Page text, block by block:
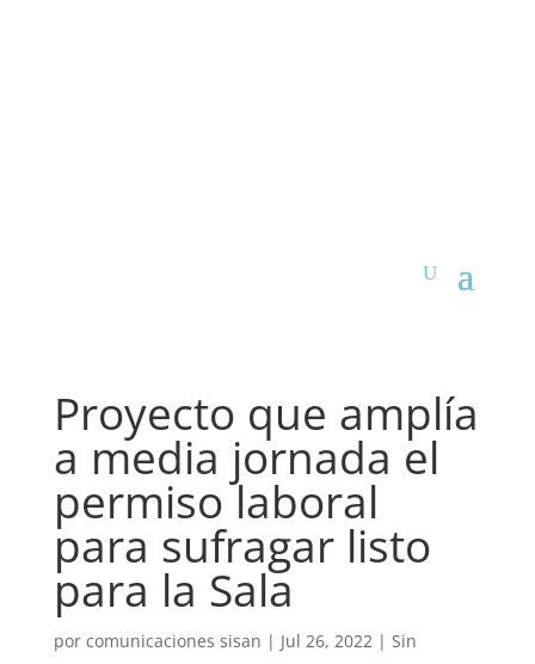
Proyecto que amplía
a media jornada el
permiso laboral
para sufragar listo
para la Sala
por comunicaciones sisan | Jul 26, 2022| Sin